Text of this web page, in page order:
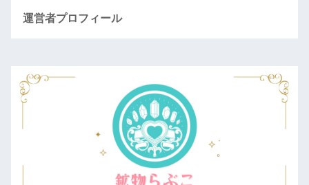
運営者プロフィール